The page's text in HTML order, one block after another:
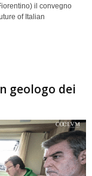
il convegno
of Italian
geologo dei